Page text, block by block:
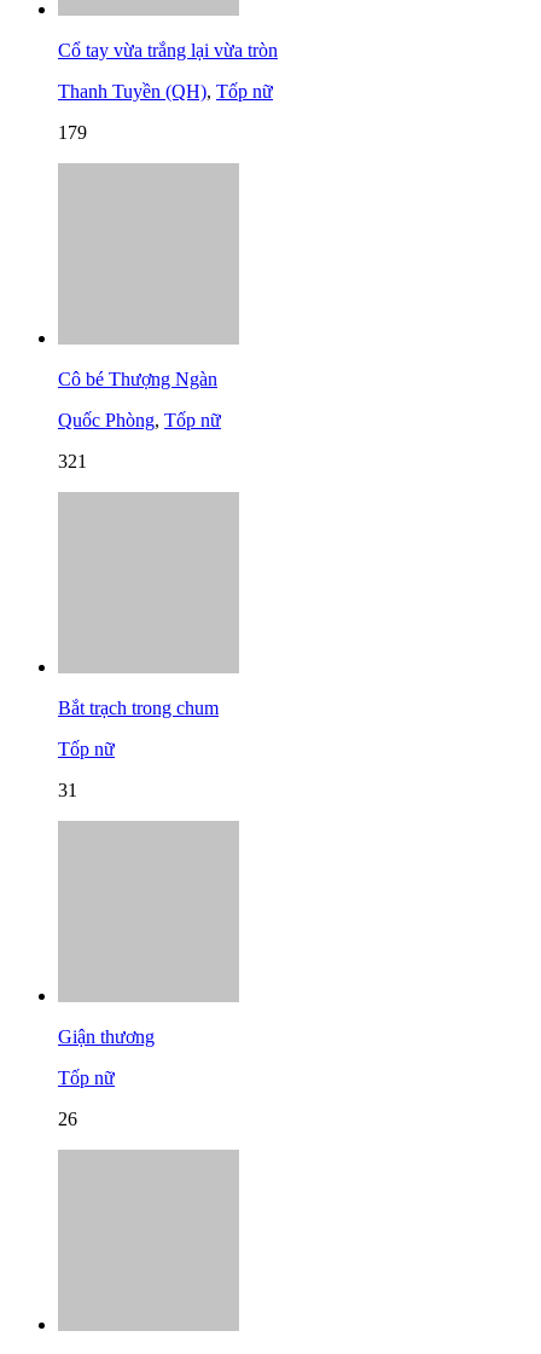
Cổ tay vừa trắng lại vừa tròn
Thanh Tuyền (QH), Tốp nữ
179
Cô bé Thượng Ngàn
Quốc Phòng, Tốp nữ
321
Bắt trạch trong chum
Tốp nữ
31
Giận thương
Tốp nữ
26